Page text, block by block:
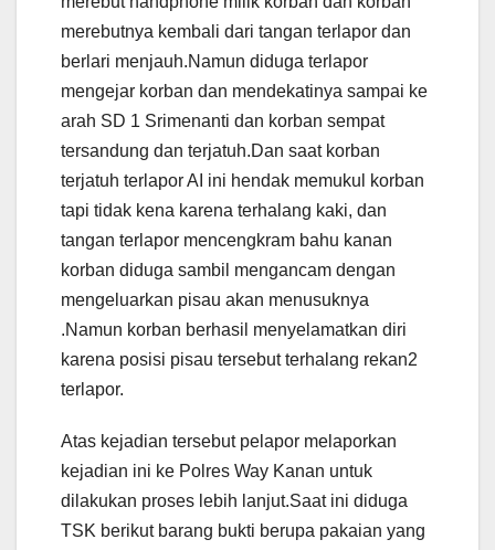
merebutnya kembali dari tangan terlapor dan
berlari menjauh.Namun diduga terlapor
mengejar korban dan mendekatinya sampai ke
arah SD 1 Srimenanti dan korban sempat
tersandung dan terjatuh.Dan saat korban
terjatuh terlapor AI ini hendak memukul korban
tapi tidak kena karena terhalang kaki, dan
tangan terlapor mencengkram bahu kanan
korban diduga sambil mengancam dengan
mengeluarkan pisau akan menusuknya
.Namun korban berhasil menyelamatkan diri
karena posisi pisau tersebut terhalang rekan2
terlapor.
Atas kejadian tersebut pelapor melaporkan
kejadian ini ke Polres Way Kanan untuk
dilakukan proses lebih lanjut.Saat ini diduga
TSK berikut barang bukti berupa pakaian yang